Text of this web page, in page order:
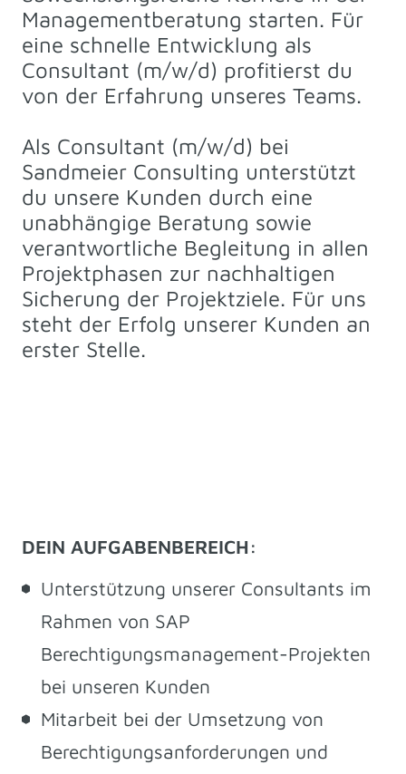
Managementberatung starten. Für
eine schnelle Entwicklung als
Consultant (m/w/d) profitierst du
von der Erfahrung unseres Teams.
Als Consultant (m/w/d) bei
Sandmeier Consulting unterstützt
du unsere Kunden durch eine
unabhängige Beratung sowie
verantwortliche Begleitung in allen
Projektphasen zur nachhaltigen
Sicherung der Projektziele. Für uns
steht der Erfolg unserer Kunden an
erster Stelle.
DEIN AUFGABENBEREICH:
Unterstützung unserer Consultants im
Rahmen von SAP
Berechtigungsmanagement-Projekten
bei unseren Kunden
Mitarbeit bei der Umsetzung von
Berechtigungsanforderungen und